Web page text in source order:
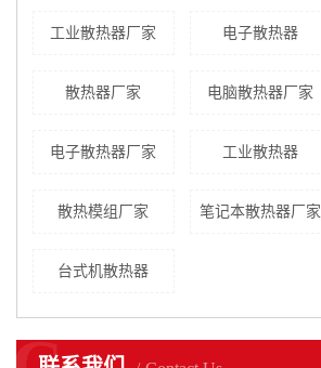
工业散热器厂家 电子散热器
散热器厂家 电脑散热器厂家
电子散热器厂家 工业散热器
散热模组厂家 笔记本散热器厂家
台式机散热器